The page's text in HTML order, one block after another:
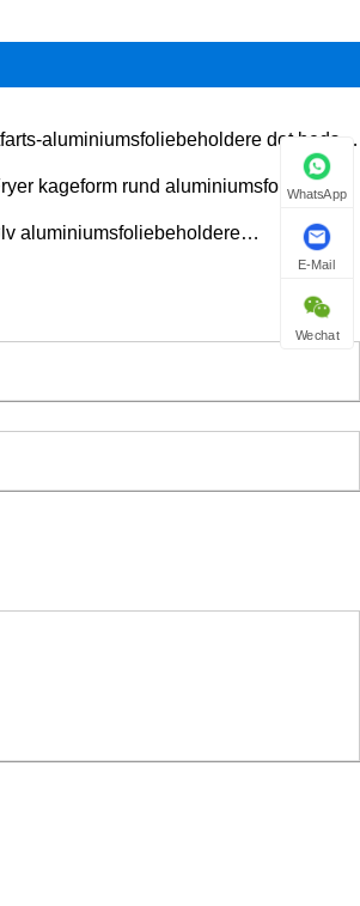
aluminiumsfoliebeholdere det bedste
under flyvningen
kageform rund aluminiumsfolie
for ubesværet bagningssucces
aluminiumsfoliebeholdere
WhatsApp
E-Mail
Wechat